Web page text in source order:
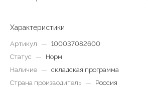
Характеристики
Артикул — 100037082600
Статус
—
Норм
Наличие — складская программа
Страна производитель —
Россия